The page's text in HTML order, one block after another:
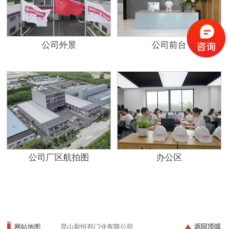
公司外景 公司前台
公司厂区航拍图 办公区
网站地图 昆山新恒邦门业有限公司